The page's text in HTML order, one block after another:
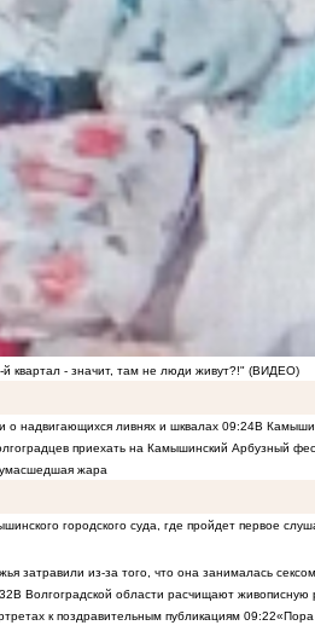
й квартал - значит, там не люди живут?!" (ВИДЕО)
надвигающихся ливнях и шквалах 09:24В
приехать на Камышинский Арбузный
жара
городского суда, где пройдет первое
затравили из-за того, что она занималась
В Волгоградской области расчищают
к поздравительным публикациям 09:22«Пора